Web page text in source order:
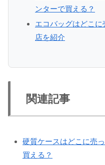
ンターで買える？
エコバッグはどこ
店を紹介
関連記事
硬質ケースはどこに売
買える？